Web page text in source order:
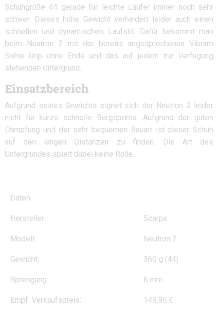
Schuhgröße 44 gerade für leichte Läufer immer noch sehr
schwer. Dieses hohe Gewicht verhindert leider auch einen
schnellen und dynamischen Laufstil. Dafür bekommt man
beim Neutron 2 mit der bereits angesprochenen Vibram
Sohle Grip ohne Ende und das auf jedem zur Verfügung
stehenden Untergrund.
Einsatzbereich
Aufgrund seines Gewichts eignet sich der Neutron 2 leider
nicht für kurze schnelle Bergsprints. Aufgrund der guten
Dämpfung und der sehr bequemen Bauart ist dieser Schuh
auf den langen Distanzen zu finden. Die Art des
Untergrundes spielt dabei keine Rolle.
Daten
Hersteller: Scarpa
Modell: Neutron 2
Gewicht: 360 g (44)
Sprengung: 6 mm
Empf. Verkaufspreis: 149,95 €